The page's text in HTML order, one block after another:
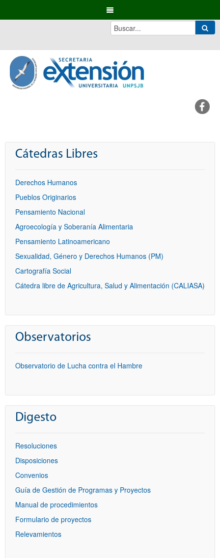
Cátedras Libres
Derechos Humanos
Pueblos Originarios
Pensamiento Nacional
Agroecología y Soberanía Alimentaria
Pensamiento Latinoamericano
Sexualidad, Género y Derechos Humanos (PM)
Cartografía Social
Cátedra libre de Agricultura, Salud y Alimentación (CALIASA)
Observatorios
Observatorio de Lucha contra el Hambre
Digesto
Resoluciones
Disposiciones
Convenios
Guía de Gestión de Programas y Proyectos
Manual de procedimientos
Formulario de proyectos
Relevamientos